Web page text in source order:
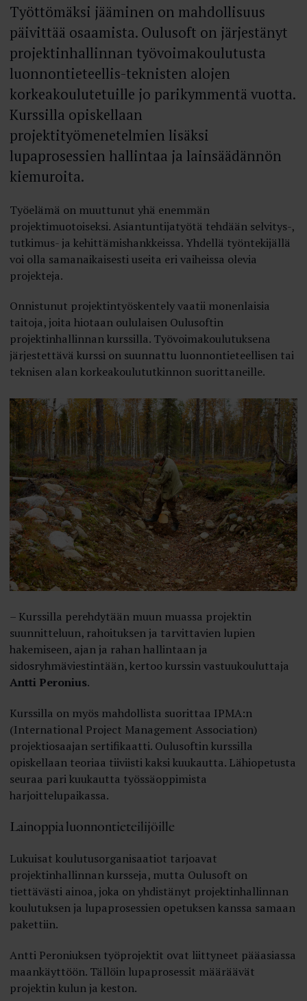
Työttömäksi jääminen on mahdollisuus
päivittää osaamista. Oulusoft on järjestänyt
projektinhallinnan työvoimakoulutusta
luonnontieteellis-teknisten alojen
korkeakoulutetuille jo parikymmentä vuotta.
Kurssilla opiskellaan
projektityömenetelmien lisäksi
lupaprosessien hallintaa ja lainsäädännön
kiemuroita.
Työelämä on muuttunut yhä enemmän
projektimuotoiseksi. Asiantuntijatyötä tehdään selvitys-,
tutkimus- ja kehittämishankkeissa. Yhdellä työntekijällä
voi olla samanaikaisesti useita eri vaiheissa olevia
projekteja.
Onnistunut projektintyöskentely vaatii monenlaisia
taitoja, joita hiotaan oululaisen Oulusoftin
projektinhallinnan kurssilla. Työvoimakoulutuksena
järjestettävä kurssi on suunnattu luonnontieteellisen tai
teknisen alan korkeakoulututkinnon suorittaneille.
– Kurssilla perehdytään muun muassa projektin
suunnitteluun, rahoituksen ja tarvittavien lupien
hakemiseen, ajan ja rahan hallintaan ja
sidosryhmäviestintään, kertoo kurssin vastuukouluttaja
Antti Peronius.
Kurssilla on myös mahdollista suorittaa IPMA:n
(International Project Management Association)
projektiosaajan sertifikaatti. Oulusoftin kurssilla
opiskellaan teoriaa tiiviisti kaksi kuukautta. Lähiopetusta
seuraa pari kuukautta työssäoppimista
harjoittelupaikassa.
Lainoppia luonnontieteilijöille
Lukuisat koulutusorganisaatiot tarjoavat
projektinhallinnan kursseja, mutta Oulusoft on
tiettävästi ainoa, joka on yhdistänyt projektinhallinnan
koulutuksen ja lupaprosessien opetuksen kanssa samaan
pakettiin.
Antti Peroniuksen työprojektit ovat liittyneet pääasiassa
maankäyttöön. Tällöin lupaprosessit määräävät
projektin kulun ja keston.